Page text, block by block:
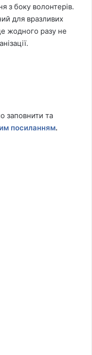
з боку волонтерів.
для вразливих
жодного разу не
заповнити та
посиланням.